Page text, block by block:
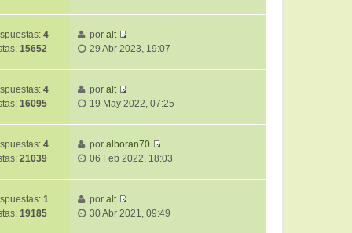
o
s
e
r
l
o
n
s
4
15652
poralt
V
r
l
m
o
s
29 Abr 2023, 19:07
4
16095
poralt
V
r
ú
l
o
19 May 2022, 07:25
4
21039
poralboran70
V
r
l
06 Feb 2022, 18:03
1
19185
poralt
V
30 Abr 2021, 09:49